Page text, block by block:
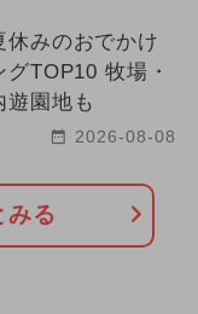
休みのおでかけ
グTOP10 牧場・
遊園地も
2026-08-08
みる